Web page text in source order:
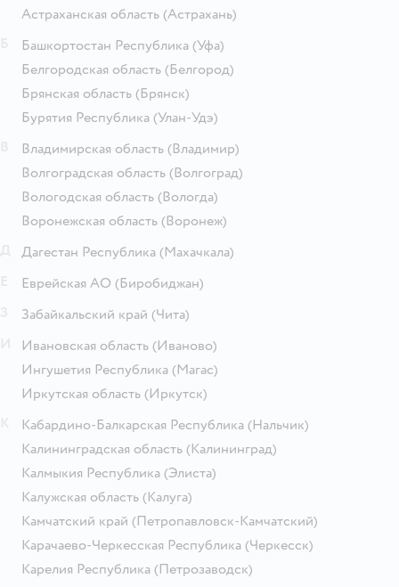
Астраханская область (Астрахань)
Башкортостан Республика (Уфа)
Белгородская область (Белгород)
Брянская область (Брянск)
Бурятия Республика (Улан-Удэ)
Владимирская область (Владимир)
Волгоградская область (Волгоград)
Вологодская область (Вологда)
Воронежская область (Воронеж)
Дагестан Республика (Махачкала)
Еврейская АО (Биробиджан)
Забайкальский край (Чита)
Ивановская область (Иваново)
Ингушетия Республика (Магас)
Иркутская область (Иркутск)
Кабардино-Балкарская Республика (Нальчик)
Калининградская область (Калининград)
Калмыкия Республика (Элиста)
Калужская область (Калуга)
Камчатский край (Петропавловск-Камчатский)
Карачаево-Черкесская Республика (Черкесск)
Карелия Республика (Петрозаводск)